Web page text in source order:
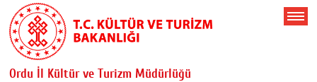
Ordu İl Kültür ve Turizm Müdürlüğü